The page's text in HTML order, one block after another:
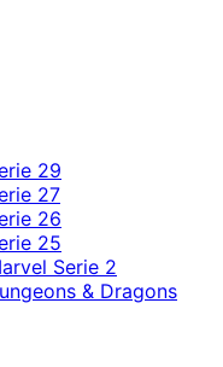
29
27
26
25
Serie 2
& Dragons